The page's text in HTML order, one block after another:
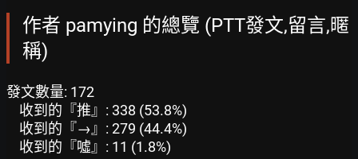
作者 pamying 的總覽 (PTT發文,留言,暱
稱)
發文數量: 172
收到的『推』: 338 (53.8%)
收到的『→』: 279 (44.4%)
收到的『噓』: 11 (1.8%)